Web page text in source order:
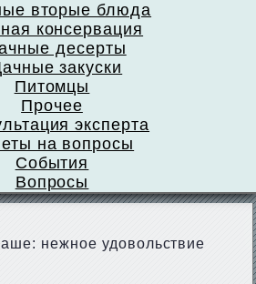
вторые блюда
консервация
десерты
закуски
Питомцы
Прочее
эксперта
на вопросы
События
Вопросы
нежное удовольствие